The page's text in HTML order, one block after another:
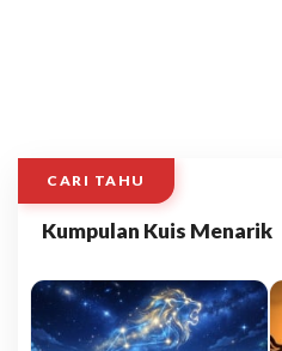
CARI TAHU
Kumpulan Kuis Menarik